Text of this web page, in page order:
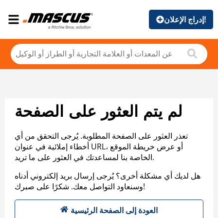
إدراج الإعلان!
لم يتم العثور على الصفحة
تعذر العثور على الصفحة المطلوبة. يُرجى التحقق من أي
أخطاء إملائية في عنوان URL، أو عرض خريطة الموقع
الخاصة بنا لمساعدتك في العثور على ما تريد.
هل لديك أي مشكلة أخرى؟ يُرجى إرسال بريد إلكتروني أدناه
وسنعاود التواصل معك. شكرًا على صبرك!
العودة إلى الصفحة الرئيسية